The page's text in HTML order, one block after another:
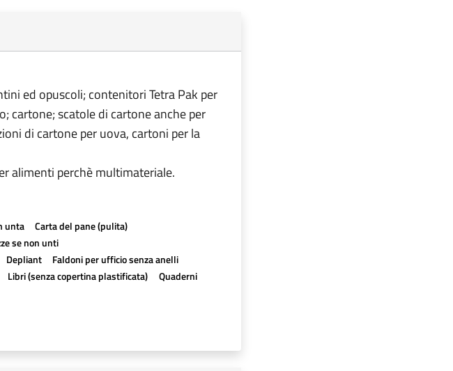
ed opuscoli; contenitori Tetra Pak per
cartone; scatole di cartone anche per
di cartone per uova, cartoni per la
alimenti perchè multimateriale.
unta
Carta del pane (pulita)
se non unti
Depliant
Faldoni per ufficio senza anelli
Libri (senza copertina plastificata)
Quaderni